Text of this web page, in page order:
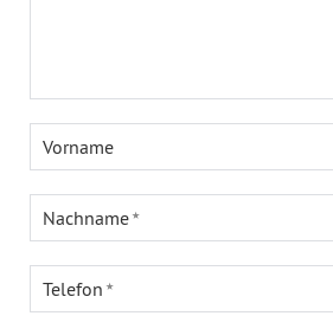
Vorname
Nachname
Telefon